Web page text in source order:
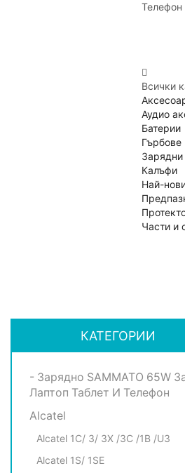
Всички
Аудио
Батерии
Гърбове
Зарядни
Калъфи
Най-
Части и
КАТЕГОРИИ
- Зарядно SAMMATO 65W
Лаптоп Таблет И Телефон
Alcatel
Alcatel 1C/ 3/ 3X /3C /1B /U3
Alcatel 1S/ 1SE